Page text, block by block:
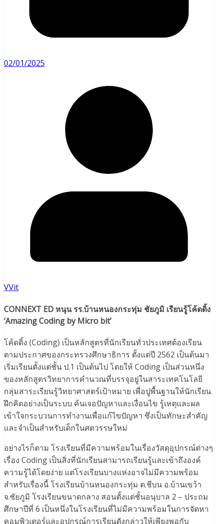
02/01/2025
VVit
CONNEXT ED หนุน รร.บ้านหนองกระทุ่ม ชัยภูมิ เรียนรู้โค้ดดิ้ง
‘Amazing Coding by Micro bit’
โค้ดดิ้ง (Coding) เป็นหลักสูตรที่นักเรียนทั่วประเทศต้องเรียน
ตามประกาศของกระทรวงศึกษาธิการ ตั้งแต่ปี 2562 เป็นต้นมา
เริ่มเรียนตั้งแต่ชั้น ป.1 เป็นต้นไป โดยให้ Coding เป็นส่วนหนึ่ง
ของหลักสูตรวิทยาการคำนวณที่บรรจุอยู่ในสาระเทคโนโลยี
กลุ่มสาระเรียนรู้วิทยาศาสตร์เป้าหมาย เพื่อปูพื้นฐานให้นักเรียน
ฝึกคิดอย่างเป็นระบบ ค้นเจอปัญหาและเงื่อนไข รู้เหตุและผล
เข้าใจกระบวนการทำงานเพื่อแก้ไขปัญหา ซึ่งเป็นทักษะสำคัญ
และจำเป็นสำหรับเด็กในศตวรรษใหม่
อย่างไรก็ตาม โรงเรียนที่มีความพร้อมในเรื่องวัสดุอุปกรณ์ต่างๆ
เรื่อง Coding เป็นสิ่งที่นักเรียนสามารถเรียนรู้และเข้าถึงองค์
ความรู้ได้โดยง่าย แต่โรงเรียนบางแห่งอาจไม่มีความพร้อม
สำหรับเรื่องนี้ โรงเรียนบ้านหนองกระทุ่ม ต.ชีบน อ.บ้านเขว้า
จ.ชัยภูมิ โรงเรียนขนาดกลาง สอนตั้งแต่ชั้นอนุบาล 2 – ประถม
ศึกษาปีที่ 6 เป็นหนึ่งในโรงเรียนที่ไม่มีความพร้อมในการจัดหา
คอมพิวเตอร์และอุปกรณ์การเรียนดังกล่าวให้เพียงพอกับ